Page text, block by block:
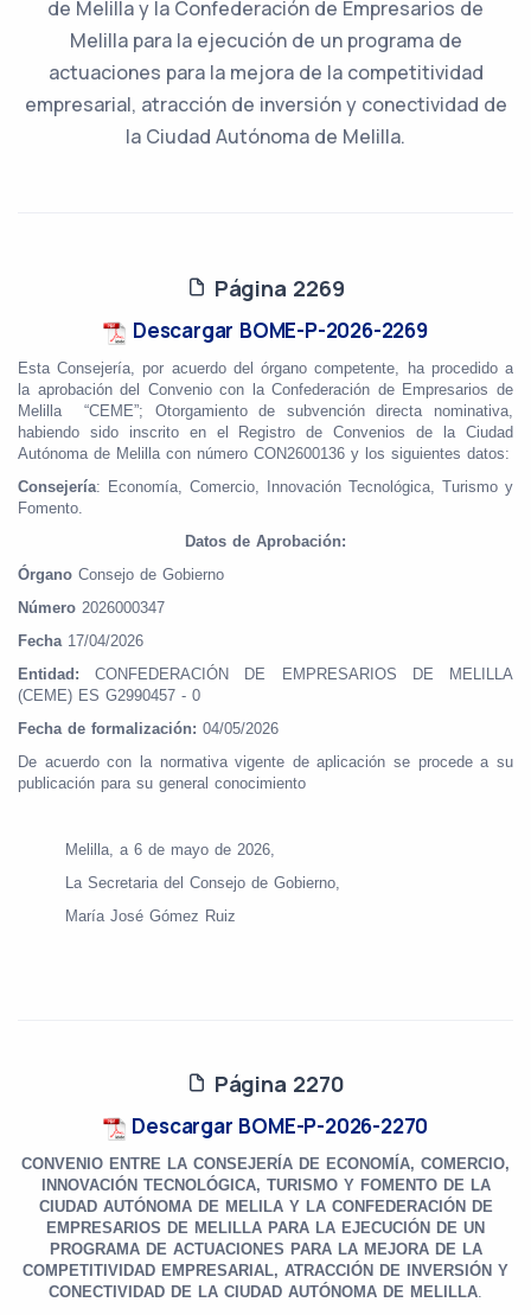
de Melilla y la Confederación de Empresarios de
Melilla para la ejecución de un programa de
actuaciones para la mejora de la competitividad
empresarial, atracción de inversión y conectividad de
la Ciudad Autónoma de Melilla.
Página 2269
Descargar BOME-P-2026-2269
Esta Consejería, por acuerdo del órgano competente, ha procedido a
la aprobación del Convenio con la Confederación de Empresarios de
Melilla “CEME”; Otorgamiento de subvención directa nominativa,
habiendo sido inscrito en el Registro de Convenios de la Ciudad
Autónoma de Melilla con número CON2600136 y los siguientes datos:
Consejería: Economía, Comercio, Innovación Tecnológica, Turismo y
Fomento.
Datos de Aprobación:
Órgano Consejo de Gobierno
Número 2026000347
Fecha17/04/2026
Entidad: CONFEDERACIÓN DE EMPRESARIOS DE MELILLA
(CEME) ES G2990457 - 0
Fecha de formalización: 04/05/2026
De acuerdo con la normativa vigente de aplicación se procede a su
publicación para su general conocimiento
Melilla, a 6 de mayo de 2026,
La Secretaria del Consejo de Gobierno,
María José Gómez Ruiz
Página 2270
Descargar BOME-P-2026-2270
CONVENIO ENTRE LA CONSEJERÍA DE ECONOMÍA, COMERCIO,
INNOVACIÓN TECNOLÓGICA, TURISMO Y FOMENTO DE LA
CIUDAD AUTÓNOMA DE MELILA Y LA CONFEDERACIÓN DE
EMPRESARIOS DE MELILLA PARA LA EJECUCIÓN DE UN
PROGRAMA DE ACTUACIONES PARA LA MEJORA DE LA
COMPETITIVIDAD EMPRESARIAL, ATRACCIÓN DE INVERSIÓN Y
CONECTIVIDAD DE LA CIUDAD AUTÓNOMA DE MELILLA.